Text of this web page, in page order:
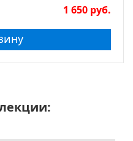
1 650 руб.